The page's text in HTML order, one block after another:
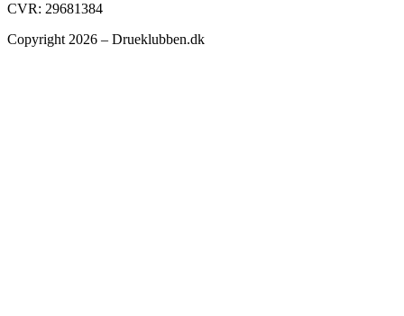
CVR: 29681384
Copyright 2026 – Drueklubben.dk